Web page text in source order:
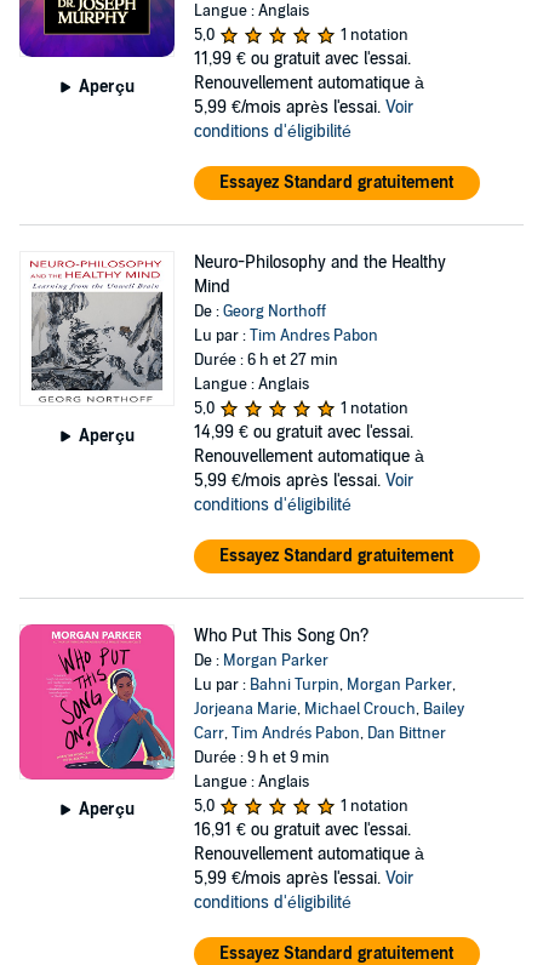
Aperçu
Langue : Anglais
5,0
1 notation
11,99 € ou gratuit avec l'essai.
Renouvellement automatique à
5,99 €/mois après l'essai. Voir
conditions d'éligibilité
Essayez Standard gratuitement
Aperçu
Neuro-Philosophy and the Healthy
Mind
De :Georg Northoff
Lu par :Tim Andres Pabon
Durée : 6 h et 27 min
Langue : Anglais
5,0
1 notation
14,99 € ou gratuit avec l'essai.
Renouvellement automatique à
5,99 €/mois après l'essai. Voir
conditions d'éligibilité
Essayez Standard gratuitement
Aperçu
Who Put This Song On?
De : Morgan Parker
Lu par : Bahni Turpin, Morgan Parker,
Jorjeana Marie, Michael Crouch, Bailey
Carr,Tim Andrés Pabon, Dan Bittner
Durée : 9 h et 9 min
Langue : Anglais
5,0
1 notation
16,91 € ou gratuit avec l'essai.
Renouvellement automatique à
5,99 €/mois après l'essai. Voir
conditions d'éligibilité
Essayez Standard gratuitement